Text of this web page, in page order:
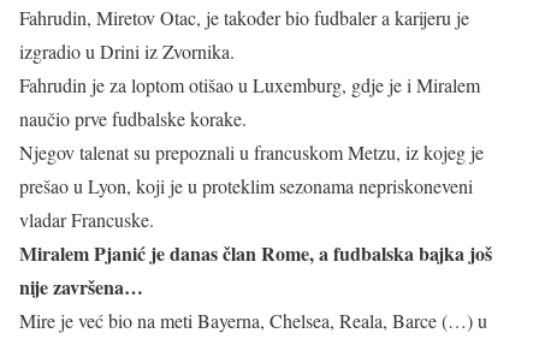
Fahrudin, Miretov Otac, je također bio fudbaler a karijeru je
izgradio u Drini iz Zvornika.
Fahrudin je za loptom otišao u Luxemburg, gdje je i Miralem
naučio prve fudbalske korake.
Njegov talenat su prepoznali u francuskom Metzu, iz kojeg je
prešao u Lyon, koji je u proteklim sezonama nepriskoneveni
vladar Francuske.
Miralem Pjanić je danas član Rome, a fudbalska bajka još
nije završena…
Mire je već bio na meti Bayerna, Chelsea, Reala, Barce (…) u